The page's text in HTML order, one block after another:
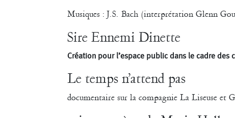
Musiques : J.S. Bach (interprétation Glenn
Sire Ennemi Dinette
Création pour l’espace public dans le cadre
Le temps n’attend pas
documentaire sur la compagnie La Liseuse